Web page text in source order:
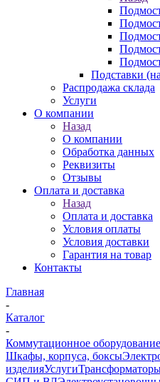
Подставки
Распродажа склада
Услуги
О компании
Назад
О компании
Обработка данных
Реквизиты
Отзывы
Оплата и доставка
Назад
Оплата и доставка
Условия оплаты
Условия доставки
Гарантия на товар
Контакты
Главная
-
Каталог
-
Коммутационное оборудование
Шкафы, корпуса, боксы
изделияУслуги